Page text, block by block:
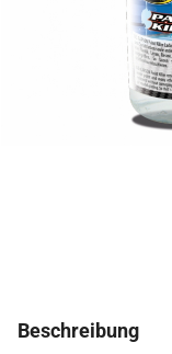
Beschreibung